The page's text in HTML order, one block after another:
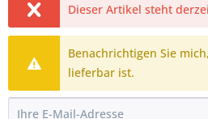
Dieser Artikel steht
Benachrichtigen Sie
lieferbar ist.